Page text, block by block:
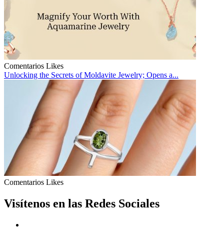
Comentarios Likes
Unlocking the Secrets of Moldavite Jewelry; Opens a...
Comentarios Likes
Visítenos en las Redes Sociales